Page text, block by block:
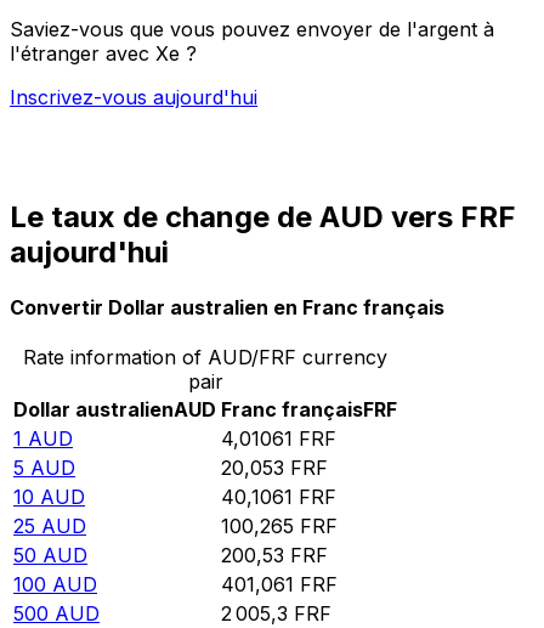
Saviez-vous que vous pouvez envoyer de l'argent à
l'étranger avec Xe ?
Inscrivez-vous aujourd'hui
Le taux de change de AUD vers FRF
aujourd'hui
Convertir Dollar australien en Franc français
Rate information of AUD/FRF currency
pair
Dollar australienAUD Franc françaisFRF
1 AUD 4,01061 FRF
5 AUD 20,053 FRF
10 AUD 40,1061 FRF
25 AUD 100,265 FRF
50 AUD 200,53 FRF
100 AUD 401,061 FRF
500 AUD 2 005,3 FRF